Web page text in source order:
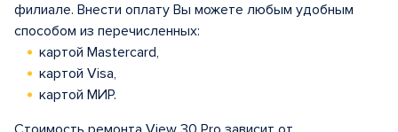
филиале. Внести оплату Вы можете любым удобным
способом из перечисленных:
картой Mastercard,
картой Visa,
картой МИР.